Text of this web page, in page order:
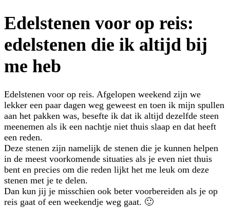
Edelstenen voor op reis:
edelstenen die ik altijd bij
me heb
Edelstenen voor op reis. Afgelopen weekend zijn we
lekker een paar dagen weg geweest en toen ik mijn spullen
aan het pakken was, besefte ik dat ik altijd dezelfde steen
meenemen als ik een nachtje niet thuis slaap en dat heeft
een reden.
Deze stenen zijn namelijk de stenen die je kunnen helpen
in de meest voorkomende situaties als je even niet thuis
bent en precies om die reden lijkt het me leuk om deze
stenen met je te delen.
Dan kun jij je misschien ook beter voorbereiden als je op
reis gaat of een weekendje weg gaat. 🙂